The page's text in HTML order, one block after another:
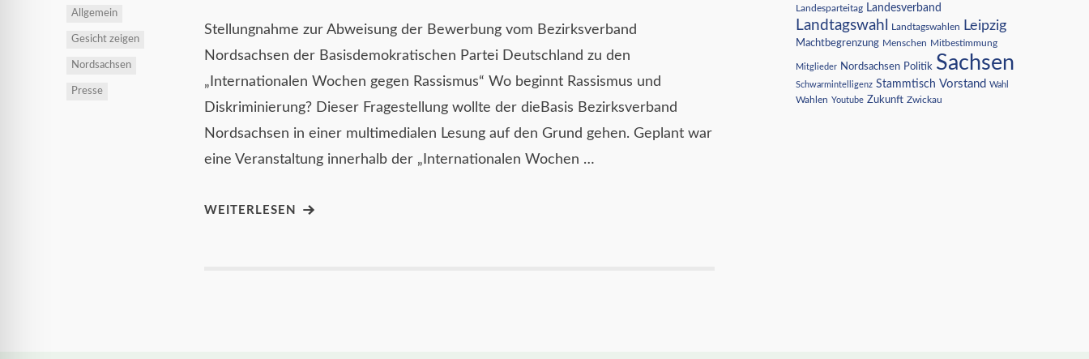
Allgemein
Gesicht zeigen
Nordsachsen
Presse
Stellungnahme zur Abweisung der Bewerbung vom Bezirksverband
Nordsachsen der Basisdemokratischen Partei Deutschland zu den
„Internationalen Wochen gegen Rassismus“ Wo beginnt Rassismus und
Diskriminierung? Dieser Fragestellung wollte der dieBasis Bezirksverband
Nordsachsen in einer multimedialen Lesung auf den Grund gehen. Geplant war
eine Veranstaltung innerhalb der „Internationalen Wochen …
WEITERLESEN
Landesparteitag Landesverband
Landtagswahl Landtagswahlen Leipzig
Machtbegrenzung Menschen Mitbestimmung
Mitglieder Nordsachsen Politik Sachsen
Schwarmintelligenz Stammtisch Vorstand Wahl
Wahlen Youtube Zukunft Zwickau